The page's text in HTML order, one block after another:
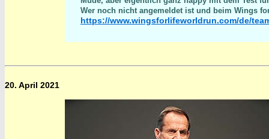
Wer noch nicht angemeldet ist und beim Wings
https://www.wingsforlifeworldrun.com/de/
20. April 2021